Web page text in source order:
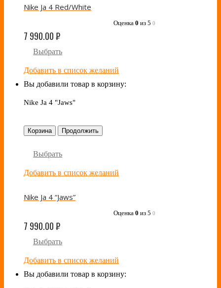
Nike Ja 4 Red/White
Оценка 0 из 5 0
7 990.00₽
Выбрать
Добавить в список желаний
Вы добавили товар в корзину:
Nike Ja 4 "Jaws"
Корзина Продолжить
Выбрать
Добавить в список желаний
Nike Ja 4 “Jaws”
Оценка 0 из 5 0
7 990.00₽
Выбрать
Добавить в список желаний
Вы добавили товар в корзину: